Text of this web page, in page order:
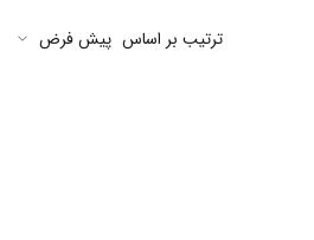
ترتیب بر اساس پیش فرض